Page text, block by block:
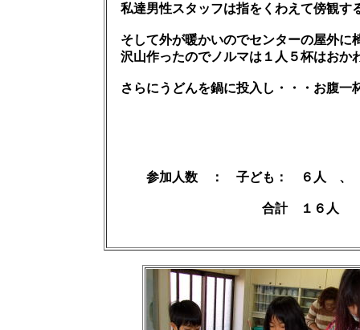
私達男性スタッフは指をくわえて傍観す
そして外が暖かいのでセンターの屋外
沢山作ったのでノルマは１人５杯はおか
さらにうどんを鍋に投入し・・・お腹一
参加人数 ： 子ども： ６人 、
合計 １６人